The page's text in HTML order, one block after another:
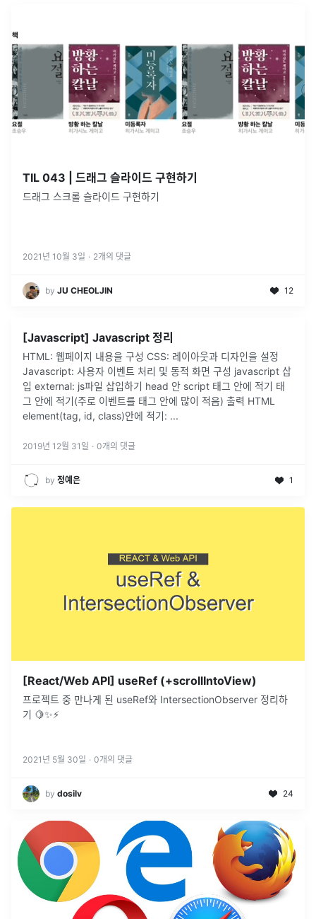
TIL 043 | 드래그 슬라이드 구현하기
드래그 스크롤 슬라이드 구현하기
2021년 10월 3일 · 2개의 댓글
by JU CHEOLJIN 12
[Javascript] Javascript 정리
HTML: 웹페이지 내용을 구성 CSS: 레이아웃과 디자인을 설정
Javascript: 사용자 이벤트 처리 및 동적 화면 구성 javascript 삽
입 external: js파일 삽입하기 head 안 script 태그 안에 적기 태
그 안에 적기(주로 이벤트를 태그 안에 많이 적음) 출력 HTML
element(tag, id, class)안에 적기: ...
2019년 12월 31일 · 0개의 댓글
by 정예은 1
[React/Web API] useRef (+scrollIntoView)
프로젝트 중 만나게 된 useRef와 IntersectionObserver 정리하
기 🍋✨⚡
2021년 5월 30일 · 0개의 댓글
by dosilv 24